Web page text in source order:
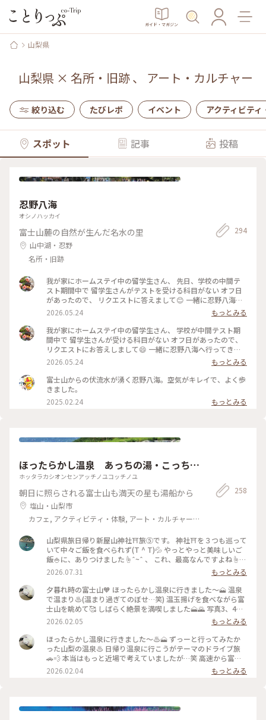
ガイド・マガジン
山梨県
山梨県× 名所・旧跡、 アート・カルチャー
絞り込む たびレポ イベント アクティビティ
スポット 記事 投稿
忍野八海
オシノハッカイ
富士山麓の自然が生んだ名水の里
山中湖・忍野
名所・旧跡
294
我が家にホームステイ中の留学生さん、 先日、学校の中間テ
スト期間中で 留学生さんがテストを受ける科目がない オフ日
があったので、 リクエストに答えまして😊 一緒に忍野八海へ
行ってきました🗻💙🩵 数年ぶりの忍野八海、 やっぱり富士山
は見事だし、 やっぱり湧水池は 吸い込まれるように美しかっ
たです✨ 人はそれなりに多かったのですが、 それでも富士山
と湧水池、川、緑に すっかり癒されました😌｡✧ #忍野八海 #
富士山 #湧水池 #世界文化遺産 #山梨県忍野村 #ちいさな列車
2026.05.24
もっとみる
我が家にホームステイ中の留学生さん、 学校が中間テスト期
間中で 留学生さんが受ける科目がない オフ日があったので、
リクエストにお答えしまして😄 一緒に忍野八海へ行ってきま
した🗻💙 数年ぶりの忍野八海、 やっぱり湧水池は美しかった
し 富士山も綺麗でした✨ 人はやはり多かったのですが それで
も湧水池と緑と川と富士山は 心から癒されました°˖✧ #忍野八
海 #湧水池 #富士山 #世界文化遺産 #ちいさな列車旅 #湧水 #山
2026.05.24
もっとみる
富士山からの伏流水が湧く忍野八海。空気がキレイで、よく歩
きました。
2025.02.24
もっとみる
ほったらかし温泉 あっちの湯・こっちの
湯
ホッタラカシオンセンアッチノユコッチノユ
朝日に照らされる富士山も満天の星も湯船から
塩山・山梨市
カフェ, アクティビティ・体験, アート・カルチャー,
258
山梨県旅日帰り新屋山神社⛩️旅⑤です。 神社⛩️を３つも巡って
いて中々ご飯を食べられず(T ^ T)💦 やっとやっと美味しいご
飯🍚に、ありつけました☝ˆ~ˆ 、 これ、最高なんですよね☝
ˆ~ˆ 、 脚気石稲荷神社⛩️から目指したのは、ほったらかし温泉
♨️です⛰️ 、 普段は吉田のうどんをお願いしますが、今日は初
のチキンカレー🍛にしました🍗 、 おお〜スパイシーで美味し
い😋 、 甲府盆地の絶景を、眺めながらのチキンカレー⤴️ 美味
しかったです☆*:.｡. o(≧▽≦)o .｡.:*☆ 、 #ぽかぽか #ひみつの
絶景 #新屋山神社 #ことりっぷと一緒 #山梨県 #脚気石稲荷神
社#ほったらかし温泉#チキンカレー
2026.07.31
もっとみる
夕暮れ時の富士山🧡 ほったらかし温泉に行きました〜🗻 温泉
で温まり♨️(温まり過ぎてのぼせ…笑) 温玉揚げを食べながら富
士山を眺めて🥰 しばらく絶景を満喫しました🗻🌄 写真3、4枚
めの様にお風呂上がりには 温玉揚げやソフトクリームを頂け
ます🥚🍦 その中でも朝の卵掛けご飯は有名🥚🍚 次来る時は朝
日と卵かけご飯も楽しみたいな〜🤭 写真1、2枚めは温泉から
少し下った場所の フルーツ公園からの富士山です🗻 夕陽に照
らされて西側がオレンジ色に染まる 富士山を眺めながら帰り
ます🧡 帰り道山梨市駅を通過🚗💨 山梨県だけど県庁所在地は
甲府市の山梨でした🍇 #開運旅 #ことりっぷと一緒 #ことりっ
2026.02.05
もっとみる
ほったらかし温泉に行きました〜♨️🗻 ずっーと行ってみたか
った山梨の温泉♨️ 日帰り温泉に行こうがテーマのドライブ旅
🚗💨 本当はもっと近場で考えていましたが…笑 高速から富士
山がめっちゃ綺麗に見えてる😍 少し足を伸ばそう♪♪とな
り、、🤭 山道を登って辿り着いたほったらかし温泉♨️ 脱衣所
ぬるめの露天風呂からは… 目の前に富士山🗻眼下に笛吹と山梨
2026.02.04 もっとみる